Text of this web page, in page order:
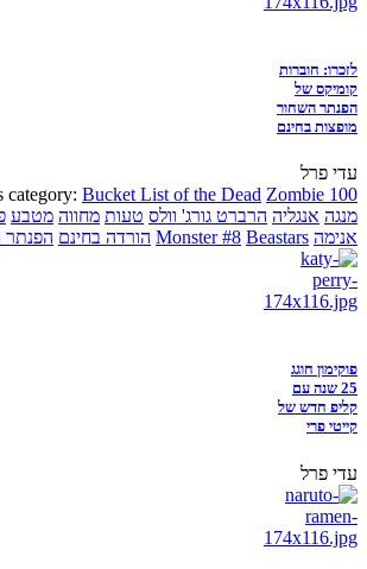
לזכרו: חוברות
קומיקס של
הפנתר השחור
מופצות בחינם
עדי פרל
category: Bucket List of the Dead Zombie 100
מנגה אנגליה הרברט גורג' וולס טעות מחווה מטבע
אנימה
Monster #8 Beastars הורדה בחינם הפנתר
פוקימון חוגג
25 שנה עם
קליפ חדש של
קייטי פרי
עדי פרל